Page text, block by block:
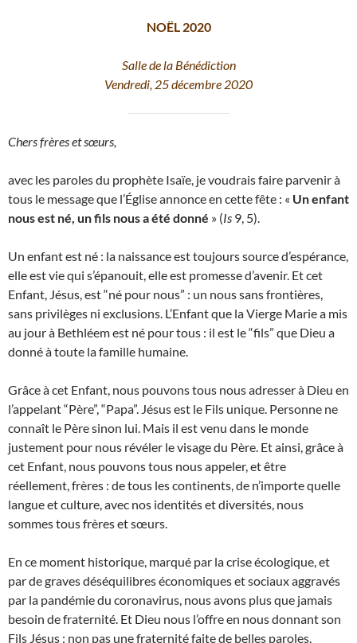
NOËL 2020
Salle de la Bénédiction
Vendredi, 25 décembre 2020
Chers frères et sœurs,
avec les paroles du prophète Isaïe, je voudrais faire parvenir à
tous le message que l’Église annonce en cette fête : « Un enfant
nous est né, un fils nous a été donné » (Is 9, 5).
Un enfant est né : la naissance est toujours source d’espérance,
elle est vie qui s’épanouit, elle est promesse d’avenir. Et cet
Enfant, Jésus, est “né pour nous” : un nous sans frontières,
sans privilèges ni exclusions. L’Enfant que la Vierge Marie a mis
au jour à Bethléem est né pour tous : il est le “fils” que Dieu a
donné à toute la famille humaine.
Grâce à cet Enfant, nous pouvons tous nous adresser à Dieu en
l’appelant “Père”, “Papa”. Jésus est le Fils unique. Personne ne
connaît le Père sinon lui. Mais il est venu dans le monde
justement pour nous révéler le visage du Père. Et ainsi, grâce à
cet Enfant, nous pouvons tous nous appeler, et être
réellement, frères : de tous les continents, de n’importe quelle
langue et culture, avec nos identités et diversités, nous
sommes tous frères et sœurs.
En ce moment historique, marqué par la crise écologique, et
par de graves déséquilibres économiques et sociaux aggravés
par la pandémie du coronavirus, nous avons plus que jamais
besoin de fraternité. Et Dieu nous l’offre en nous donnant son
Fils Jésus : non pas une fraternité faite de belles paroles,